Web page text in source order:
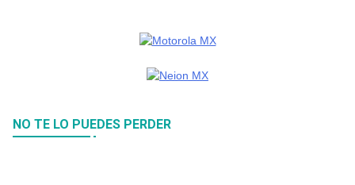
NO TE LO PUEDES PERDER